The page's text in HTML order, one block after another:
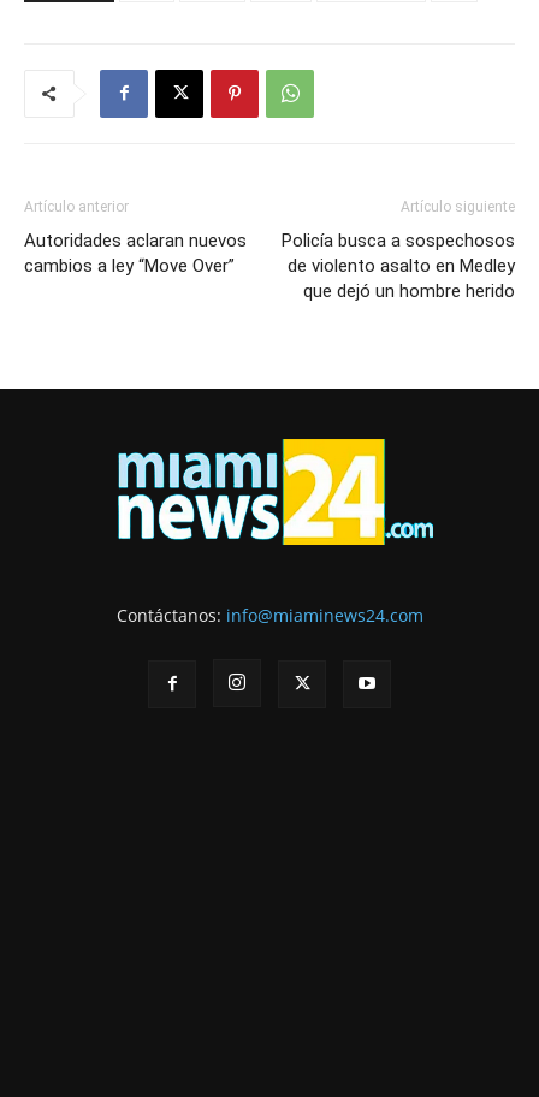
Artículo anterior
Autoridades aclaran nuevos
cambios a ley “Move Over”
Artículo siguiente
Policía busca a sospechosos
de violento asalto en Medley
que dejó un hombre herido
Contáctanos: info@miaminews24.com